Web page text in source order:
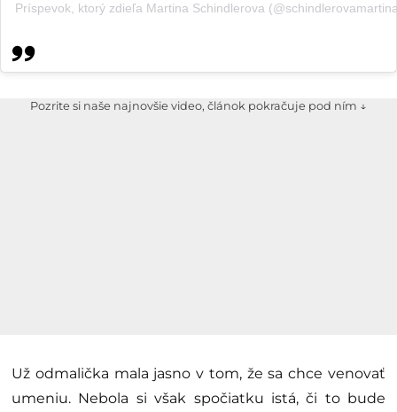
Príspevok, ktorý zdieľa Martina Schindlerova
Pozrite si naše najnovšie video, článok pokračuje pod ním ↓
Už odmalička mala jasno v tom, že sa chce venovať
umeniu. Nebola si však spočiatku istá, či to bude